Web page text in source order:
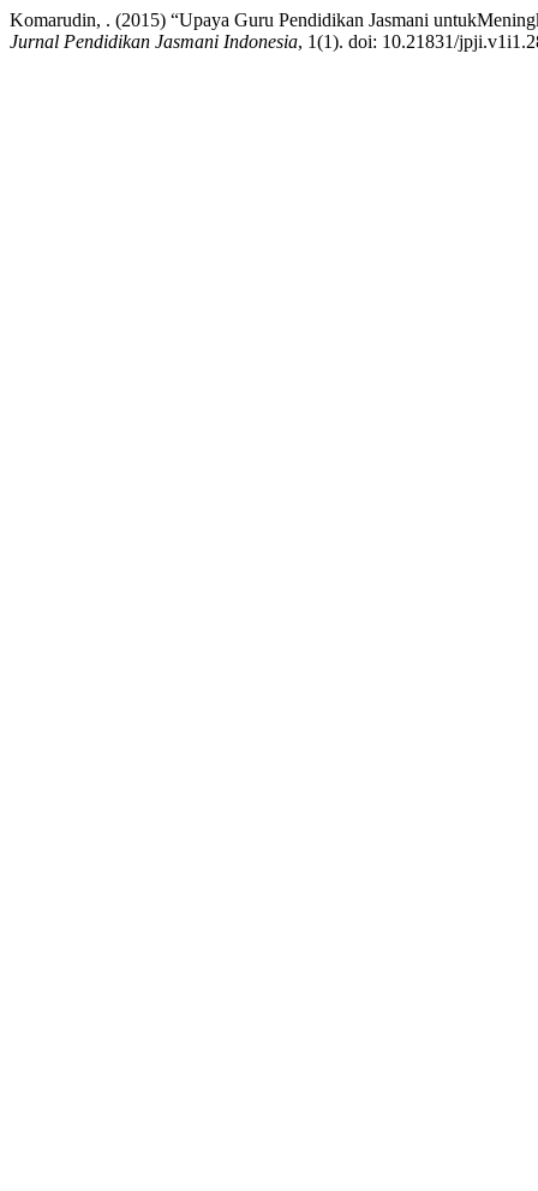
Komarudin, . (2015) “Upaya Guru Pendidikan Jasmani
Jurnal Pendidikan Jasmani Indonesia, 1(1). doi: 10.21831/